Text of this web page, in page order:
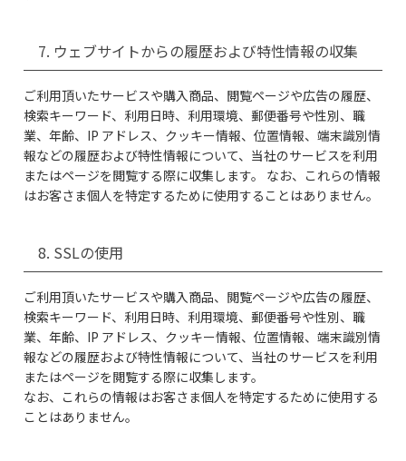
7. ウェブサイトからの履歴および特性情報の収集
ご利用頂いたサービスや購入商品、閲覧ページや広告の履歴、
検索キーワード、利用日時、利用環境、郵便番号や性別、職
業、年齢、IP アドレス、クッキー情報、位置情報、端末識別情
報などの履歴および特性情報について、当社のサービスを利用
またはページを閲覧する際に収集します。 なお、これらの情報
はお客さま個人を特定するために使用することはありません。
8. SSLの使用
ご利用頂いたサービスや購入商品、閲覧ページや広告の履歴、
検索キーワード、利用日時、利用環境、郵便番号や性別、職
業、年齢、IP アドレス、クッキー情報、位置情報、端末識別情
報などの履歴および特性情報について、当社のサービスを利用
またはページを閲覧する際に収集します。
なお、これらの情報はお客さま個人を特定するために使用する
ことはありません。